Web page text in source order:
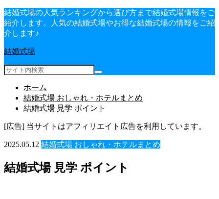
結婚式場の人気ランキングから選び方まで結婚式場情報をご
紹介します。人気の結婚式場やお得な結婚式場の情報をご紹
介します♪
結婚式場
ホーム
結婚式場 おしゃれ・ホテルまとめ
結婚式場 見学 ポイント
[広告] 当サイトはアフィリエイト広告を利用しています。
2025.05.12 結婚式場 おしゃれ・ホテルまとめ
結婚式場 見学 ポイント